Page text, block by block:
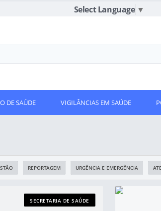
Select Language ▼
DE SAÚDE VIGILÂNCIAS EM SAÚDE
REPORTAGEM URGÊNCIA E EMERGÊNCIA
SECRETARIA DE SAÚDE